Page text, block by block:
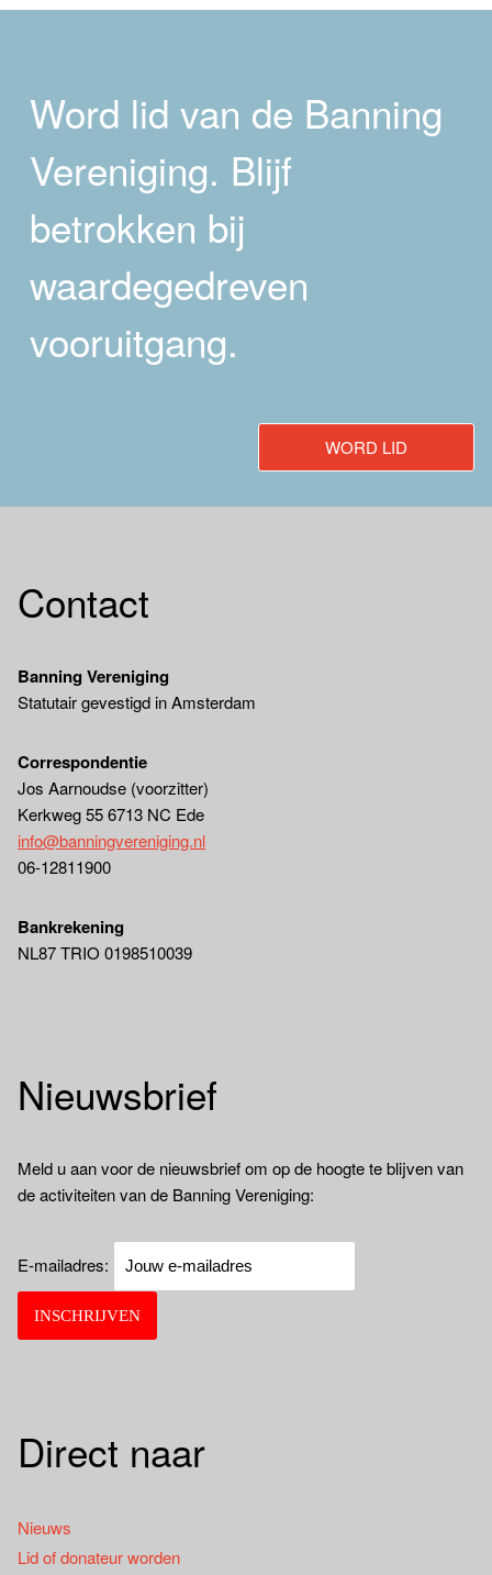
Word lid van de Banning
Vereniging. Blijf
betrokken bij
waardegedreven
vooruitgang.
WORD LID
Contact
Banning Vereniging
Statutair gevestigd in Amsterdam
Correspondentie
Jos Aarnoudse (voorzitter)
Kerkweg 55 6713 NC Ede
info@banningvereniging.nl
06-12811900
Bankrekening
NL87 TRIO 0198510039
Nieuwsbrief
Meld u aan voor de nieuwsbrief om op de hoogte te blijven van
de activiteiten van de Banning Vereniging:
E-mailadres:
Direct naar
Nieuws
Lid of donateur worden